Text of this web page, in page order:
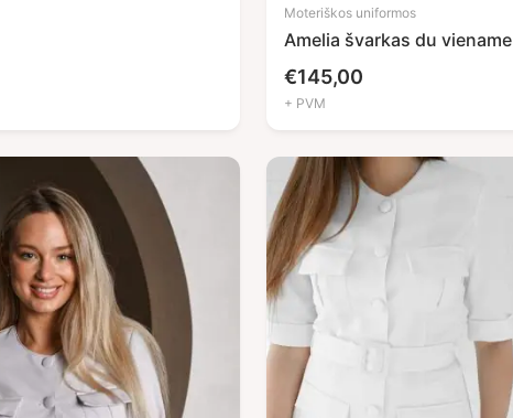
Moteriškos uniformos
Amelia švarkas du viename
€145,00
+ PVM